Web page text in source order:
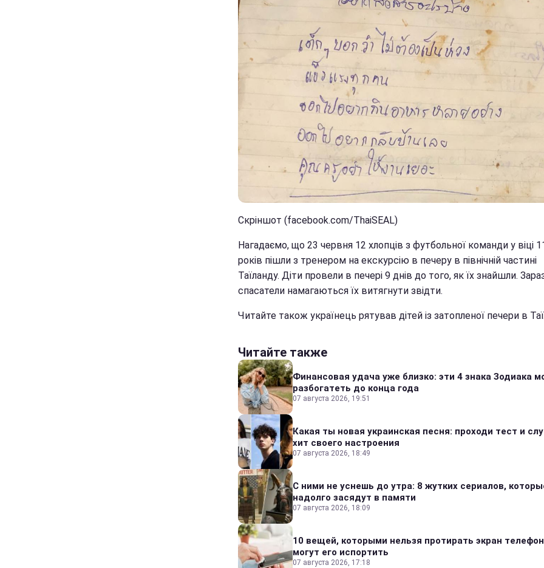
Скріншот (facebook.com/ThaiSEAL)
Нагадаємо, що 23 червня 12 хлопців з футбольної команди у віці
років пішли з тренером на екскурсію в печеру в північній частині
Таїланду. Діти провели в печері 9 днів до того, як їх знайшли.
спасатели намагаються їх витягнути звідти.
Читайте також українець рятував дітей із затопленої печери в
Читайте также
Финансовая удача уже близко: эти 4 знака Зодиака
разбогатеть до конца года
07 августа 2026, 19:51
Какая ты новая украинская песня: проходи тест и
хит своего настроения
07 августа 2026, 18:49
С ними не уснешь до утра: 8 жутких сериалов,
надолго засядут в памяти
07 августа 2026, 18:09
10 вещей, которыми нельзя протирать экран
могут его испортить
07 августа 2026, 17:18